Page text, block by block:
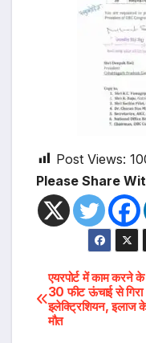
Post Views:
Please Share
Post
एयरपोर्ट में काम करने के
30 फीट ऊंचाई से गिरा
इलेक्ट्रिशियन, इलाज के
मौत